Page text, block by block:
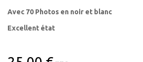
Avec 70 Photos en noir et blanc
Excellent état